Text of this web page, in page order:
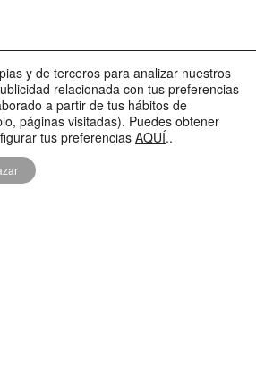
y de terceros para analizar nuestros
relacionada con tus preferencias
a partir de tus hábitos de
páginas visitadas). Puedes obtener
tus preferencias AQUÍ..